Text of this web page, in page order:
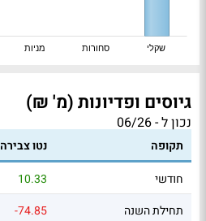
מניות סחורות שקלי
גיוסים ופדיונות (מ' ₪)
נכון ל - 06/26
תקופה נטו צבירה
חודשי
10.33
תחילת השנה
-74.85